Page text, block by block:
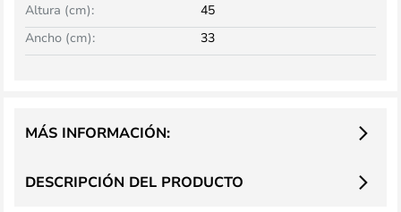
Ancho (cm): 33
Altura (cm): 45
DESCRIPCIÓN DEL PRODUCTO
MÁS INFORMACIÓN: